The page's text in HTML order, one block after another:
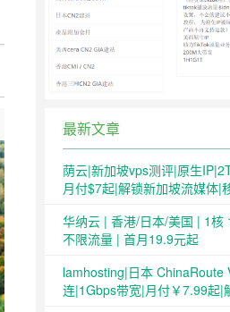
最新文章
荫云|新加坡vps测评|原生
月付$7起|解锁新加坡流媒体|
华纳云 | 香港/日本/美国 | 1核
不限流量 | 首月19.9元起
lamhosting|日本 ChinaRoute
连|1Gbps带宽|月付￥7.99起|